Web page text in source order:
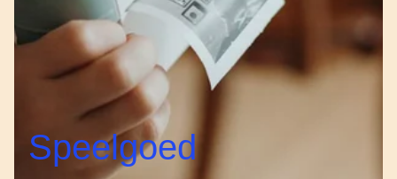
Speelgoed